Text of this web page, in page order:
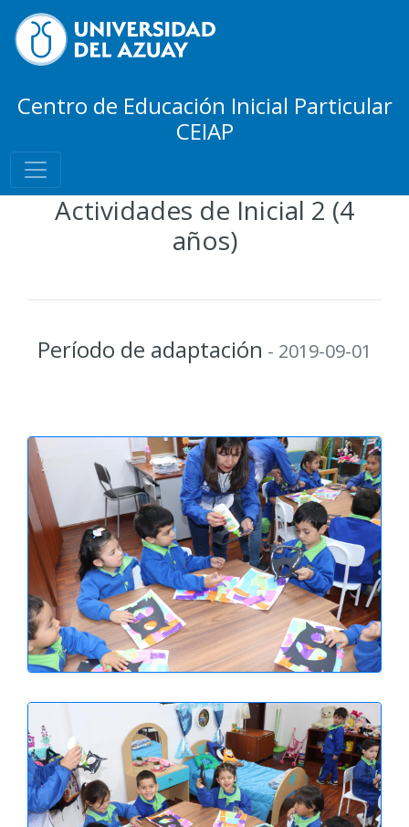
Centro de Educación Inicial Particular
CEIAP
Actividades de Inicial 2 (4
años)
Período de adaptación - 2019-09-01